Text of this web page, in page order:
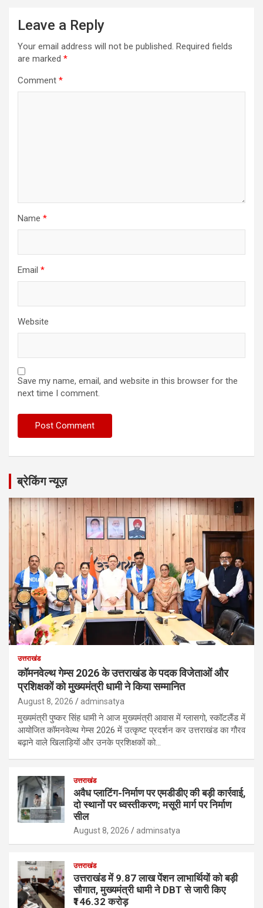
Leave a Reply
Your email address will not be published. Required fields
are marked *
Comment *
Name *
Email *
Website
Save my name, email, and website in this browser for the
next time I comment.
ब्रेकिंग न्यूज़
उत्तराखंड
कॉमनवेल्थ गेम्स 2026 के उत्तराखंड के पदक विजेताओं और
प्रशिक्षकों को मुख्यमंत्री धामी ने किया सम्मानित
August 8, 2026 adminsatya
मुख्यमंत्री पुष्कर सिंह धामी ने आज मुख्यमंत्री आवास में ग्लासगो, स्कॉटलैंड में
आयोजित कॉमनवेल्थ गेम्स 2026 में उत्कृष्ट प्रदर्शन कर उत्तराखंड का गौरव
बढ़ाने वाले खिलाड़ियों और उनके प्रशिक्षकों को…
उत्तराखंड
अवैध प्लाटिंग-निर्माण पर एमडीडीए की बड़ी कार्रवाई,
दो स्थानों पर ध्वस्तीकरण; मसूरी मार्ग पर निर्माण
सील
August 8, 2026 adminsatya
उत्तराखंड
उत्तराखंड में 9.87 लाख पेंशन लाभार्थियों को बड़ी
सौगात, मुख्यमंत्री धामी ने DBT से जारी किए
₹146.32 करोड़